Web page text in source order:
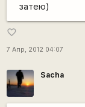
затею)
favorite_border
7 Апр, 2012 04:07
Sacha